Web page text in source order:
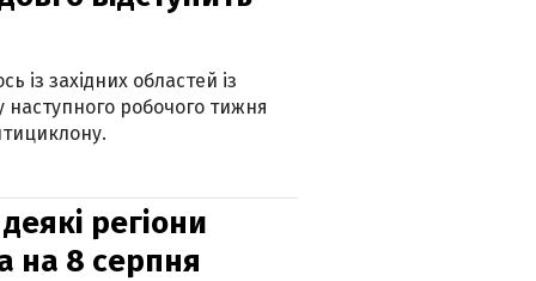
із західних областей із
робочого тижня
регіони
на 8 серпня